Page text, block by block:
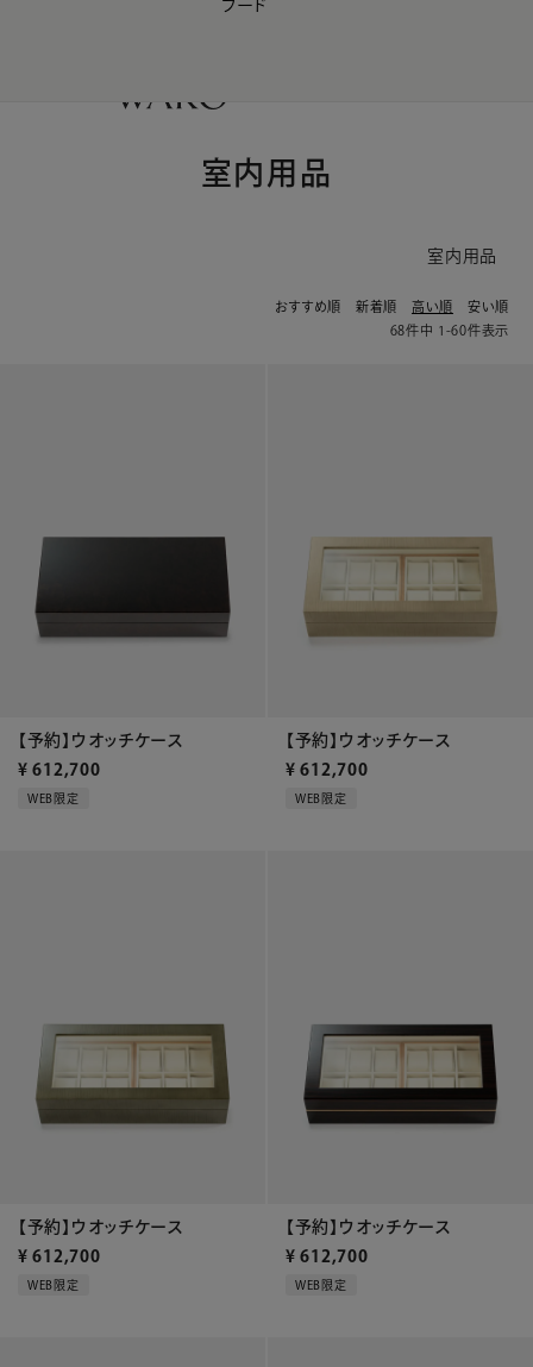
【会員様限定】夏のプレゼントキャンペーン開催中
フード
室内用品
室内用品
おすすめ順 新着順 高い順
安い順
68件中 1 -60件表示
【予約】ウオッチケース
¥ 612,700
WEB限定
【予約】ウオッチケース
¥ 612,700
WEB限定
【予約】ウオッチケース
¥ 612,700
WEB限定
【予約】ウオッチケース
¥ 612,700
WEB限定